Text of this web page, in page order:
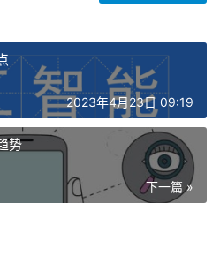
2023年4月23日 09:19
势
下一篇 »